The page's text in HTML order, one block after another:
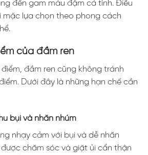
đến gam màu đậm cá tính. Điều
mặc lựa chọn theo phong cách
của đầm ren
đầm ren cũng không tránh
Dưới đây là những hạn chế cần
bụi và nhăn nhúm
nhạy cảm với bụi và dễ nhăn
chăm sóc và giặt ủi cẩn thận